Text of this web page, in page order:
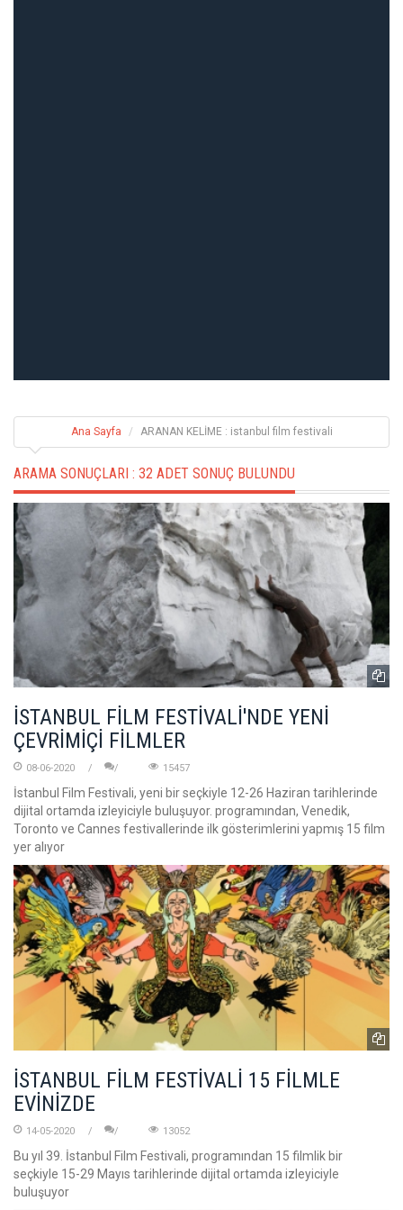
Ana Sayfa ARANAN KELİME : istanbul film festivali
ARAMA SONUÇLARI : 32 ADET SONUÇ BULUNDU
İSTANBUL FİLM FESTİVALİ'NDE YENİ
ÇEVRİMİÇİ FİLMLER
08-06-2020 15457
İstanbul Film Festivali, yeni bir seçkiyle 12-26 Haziran tarihlerinde
dijital ortamda izleyiciyle buluşuyor. programından, Venedik,
Toronto ve Cannes festivallerinde ilk gösterimlerini yapmış 15 film
yer alıyor
İSTANBUL FİLM FESTİVALİ 15 FİLMLE
EVİNİZDE
14-05-2020 13052
Bu yıl 39. İstanbul Film Festivali, programından 15 filmlik bir
seçkiyle 15-29 Mayıs tarihlerinde dijital ortamda izleyiciyle
buluşuyor